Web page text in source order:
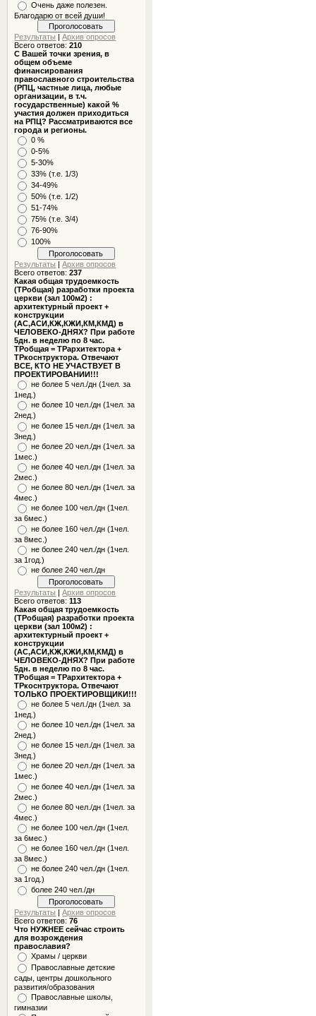
Очень даже полезен.
Благодарю от всей души!
Результаты |Архив опросов
Всего ответов:210
С Вашей точки зрения, в
общем объеме
финансирования
православного строительства
(РПЦ, частные лица, любые
организации, в т.ч.
государственные) какой %
участия должен приходиться
на РПЦ? Рассматриваются все
города и регионы.
0 %
0-5%
5-30%
33% (т.е. 1/3)
34-49%
50% (т.е. 1/2)
51-74%
75% (т.е. 3/4)
76-90%
100%
Результаты |Архив опросов
Всего ответов:237
Какая общая трудоемкость
(ТРобщая) разработки проекта
церкви (зал 100м2) :
архитектурный проект +
конструкции
(АС,АСИ,КЖ,КЖИ,КМ,КМД) в
ЧЕЛОВЕКО-ДНЯХ? При работе
5дн. в неделю по 8 час.
ТРобщая = ТРархитектора +
ТРкоснтруктора. Отвечают
ВСЕ, КТО НЕ УЧАСТВУЕТ В
ПРОЕКТИРОВАНИИ!!!
не более 5 чел./дн (1чел. за
1нед.)
не более 10 чел./дн (1чел. за
2нед.)
не более 15 чел./дн (1чел. за
3нед.)
не более 20 чел./дн (1чел. за
1мес.)
не более 40 чел./дн (1чел. за
2мес.)
не более 80 чел./дн (1чел. за
4мес.)
не более 100 чел./дн (1чел.
за 6мес.)
не более 160 чел./дн (1чел.
за 8мес.)
не более 240 чел./дн (1чел.
за 1год.)
не более 240 чел./дн
Результаты |Архив опросов
Всего ответов:113
Какая общая трудоемкость
(ТРобщая) разработки проекта
церкви (зал 100м2) :
архитектурный проект +
конструкции
(АС,АСИ,КЖ,КЖИ,КМ,КМД) в
ЧЕЛОВЕКО-ДНЯХ? При работе
5дн. в неделю по 8 час.
ТРобщая = ТРархитектора +
ТРкоснтруктора. Отвечают
ТОЛЬКО ПРОЕКТИРОВЩИКИ!!!
не более 5 чел./дн (1чел. за
1нед.)
не более 10 чел./дн (1чел. за
2нед.)
не более 15 чел./дн (1чел. за
3нед.)
не более 20 чел./дн (1чел. за
1мес.)
не более 40 чел./дн (1чел. за
2мес.)
не более 80 чел./дн (1чел. за
4мес.)
не более 100 чел./дн (1чел.
за 6мес.)
не более 160 чел./дн (1чел.
за 8мес.)
не более 240 чел./дн (1чел.
за 1год.)
более 240 чел./дн
Результаты |Архив опросов
Всего ответов:76
Что НУЖНЕЕ сейчас строить
для возрождения
православия?
Храмы / церкви
Православные детские
сады, центры дошкольного
развития/образования
Православные школы,
гимназии